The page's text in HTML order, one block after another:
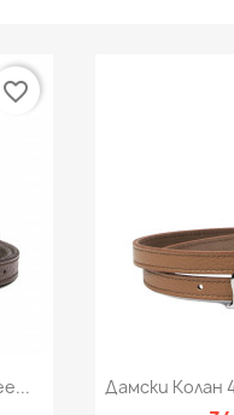
favorite_border

Дамски Колан